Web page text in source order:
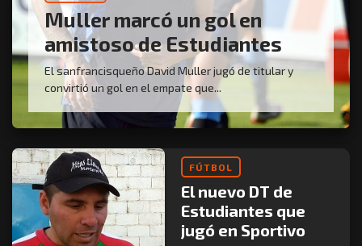
Muller marcó un gol en
amistoso de Estudiantes
El sanfrancisqueño David Muller jugó de titular y
convirtió un gol en el empate que...
FÚTBOL
El nuevo DT de
Estudiantes que
jugó en Sportivo